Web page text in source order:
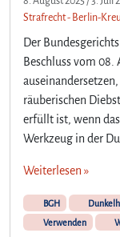
Strafrecht - Berlin-
Der
Beschluss vom 08.
räuberischen
erfüllt ist, wenn
Werkzeug in der
Weiterlesen »
BGH
Verwenden